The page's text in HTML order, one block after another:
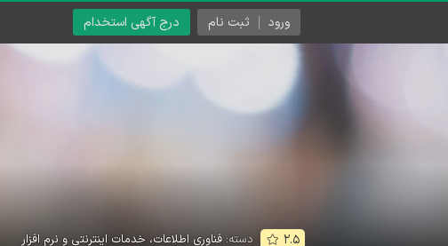
درج آگهی استخدام ورود ثبت نام
۲.۵ دسته: فناوری اطلاعات، خدمات اینترنتی و نرم افزار